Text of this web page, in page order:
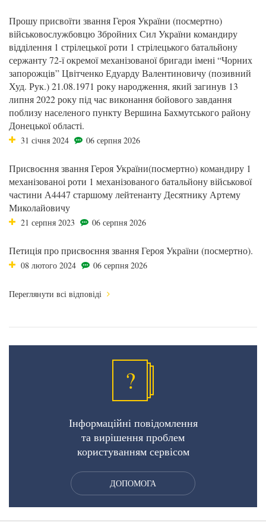
Прошу присвоїти звання Героя України (посмертно)
військовослужбовцю Збройних Сил України командиру
відділення 1 стрілецької роти 1 стрілецького батальйону
сержанту 72-ї окремої механізованої бригади імені “Чорних
запорожців” Цвітченко Едуарду Валентиновичу (позивний
Худ. Рук.) 21.08.1971 року народження, який загинув 13
липня 2022 року під час виконання бойового завдання
поблизу населеного пункту Вершина Бахмутського району
Донецької області.
31 січня 2024 06 серпня 2026
Присвоєння звання Героя України(посмертно) командиру 1
механізованоі роти 1 механізованого батальйону військової
частини А4447 старшому лейтенанту Десятнику Артему
Миколайовичу
21 серпня 2023 06 серпня 2026
Петиція про присвоєння звання Героя України (посмертно).
08 лютого 2024 06 серпня 2026
Переглянути всі відповіді
?
Інформаційні повідомлення
та вирішення проблем
користуванням сервісом
ДОПОМОГА